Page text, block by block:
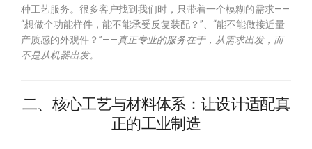
种工艺服务。很多客户找到我们时，只带着一个模糊的需求——
“想做个功能样件，能不能承受反复装配？”、“能不能做接近量
产质感的外观件？”——真正专业的服务在于，从需求出发，而
不是从机器出发。
二、核心工艺与材料体系：让设计适配真
正的工业制造